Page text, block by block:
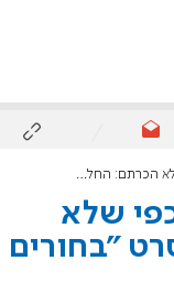
הסרט "בחורים טובים"
שלא
"בחורים